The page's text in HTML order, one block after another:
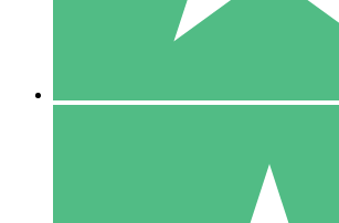
10 Descargas
20 00